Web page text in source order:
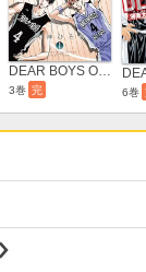
3巻 完 6巻